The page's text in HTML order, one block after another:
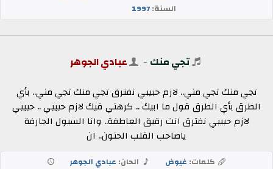
السنة:1997
تجي منك - عبادي الجوهر
تجي منك تجي مني.. لازم حبيبي نفترق تجي منك تجي مني.. بأي
الطرق بأي الطرق قول ما ابيك .. كرهني فيك لازم حبيبي .. حبيبي
لازم حبيبي نفترق انت رقيق العاطفة.. وانا السيول الجارفة
ياصاحب القلب الحنون.. ان
كلمات: غيوض الحان: عبادي الجوهر